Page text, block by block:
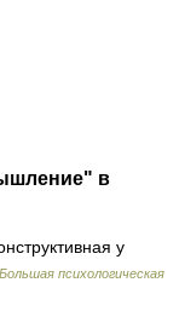
в
у
Большая психологическая